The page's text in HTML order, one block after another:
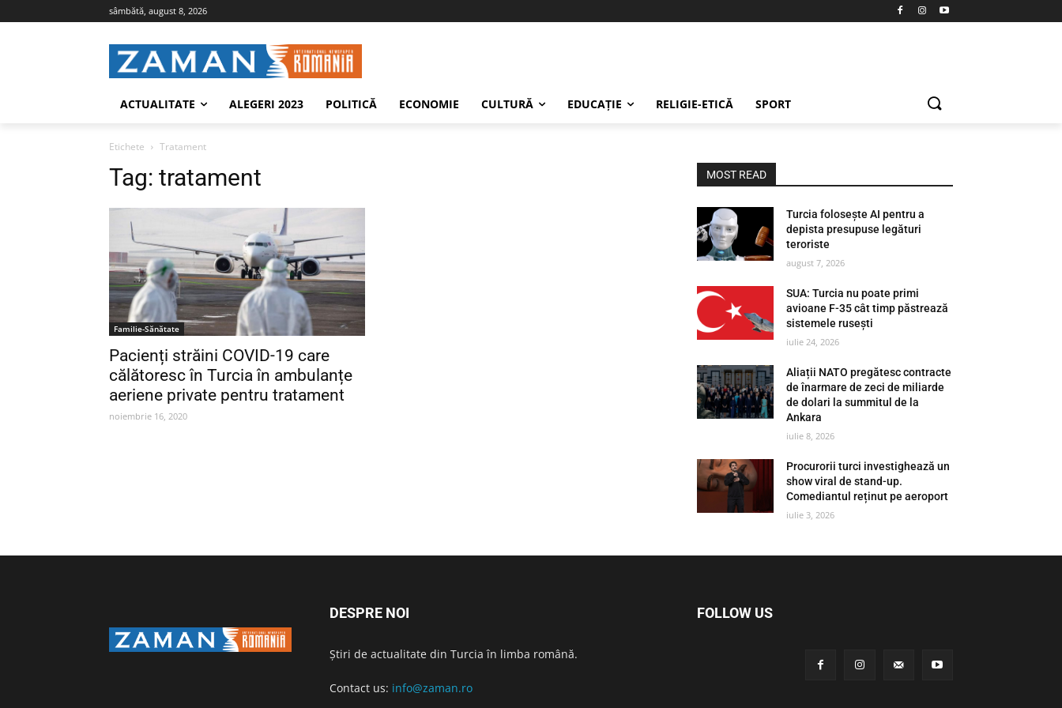
sâmbătă, august 8, 2026
ACTUALITATE ALEGERI 2023 POLITICĂ ECONOMIE CULTURĂ EDUCAŢIE RELIGIE-ETICĂ SPORT
Etichete Tratament
Tag: tratament
Familie-Sănătate
Pacienți străini COVID-19 care
călătoresc în Turcia în ambulanțe
aeriene private pentru tratament
noiembrie 16, 2020
MOST READ
Turcia folosește AI pentru a
depista presupuse legături
teroriste
august 7, 2026
SUA: Turcia nu poate primi
avioane F-35 cât timp păstrează
sistemele rusești
iulie 24, 2026
Aliații NATO pregătesc contracte
de înarmare de zeci de miliarde
de dolari la summitul de la
Ankara
iulie 8, 2026
Procurorii turci investighează un
show viral de stand-up.
Comediantul reținut pe aeroport
iulie 3, 2026
DESPRE NOI
Știri de actualitate din Turcia în limba română.
Contact us: info@zaman.ro
FOLLOW US